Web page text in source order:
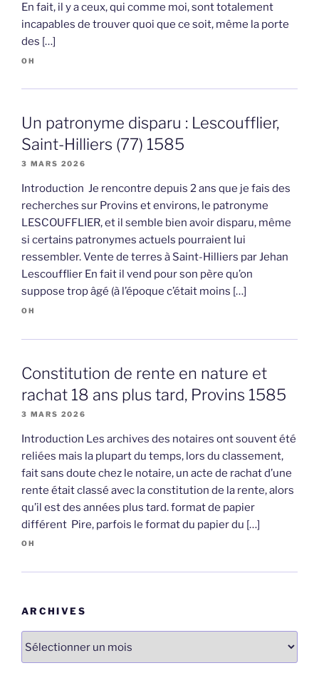
En fait, il y a ceux, qui comme moi, sont totalement
incapables de trouver quoi que ce soit, même la porte
des […]
OH
Un patronyme disparu : Lescoufflier,
Saint-Hilliers (77) 1585
3 MARS 2026
Introduction Je rencontre depuis 2 ans que je fais des
recherches sur Provins et environs, le patronyme
LESCOUFFLIER, et il semble bien avoir disparu, même
si certains patronymes actuels pourraient lui
ressembler. Vente de terres à Saint-Hilliers par Jehan
Lescoufflier En fait il vend pour son père qu’on
suppose trop âgé (à l’époque c’était moins […]
OH
Constitution de rente en nature et
rachat 18 ans plus tard, Provins 1585
3 MARS 2026
Introduction Les archives des notaires ont souvent été
reliées mais la plupart du temps, lors du classement,
fait sans doute chez le notaire, un acte de rachat d’une
rente était classé avec la constitution de la rente, alors
qu’il est des années plus tard. format de papier
différent Pire, parfois le format du papier du […]
OH
ARCHIVES